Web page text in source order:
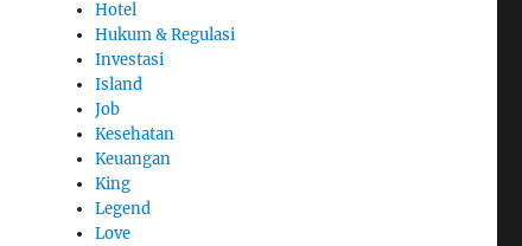
Hotel
Hukum & Regulasi
Investasi
Island
Job
Kesehatan
Keuangan
King
Legend
Love